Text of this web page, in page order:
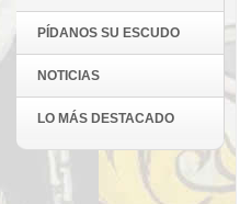
PÍDANOS SU ESCUDO
NOTICIAS
LO MÁS DESTACADO